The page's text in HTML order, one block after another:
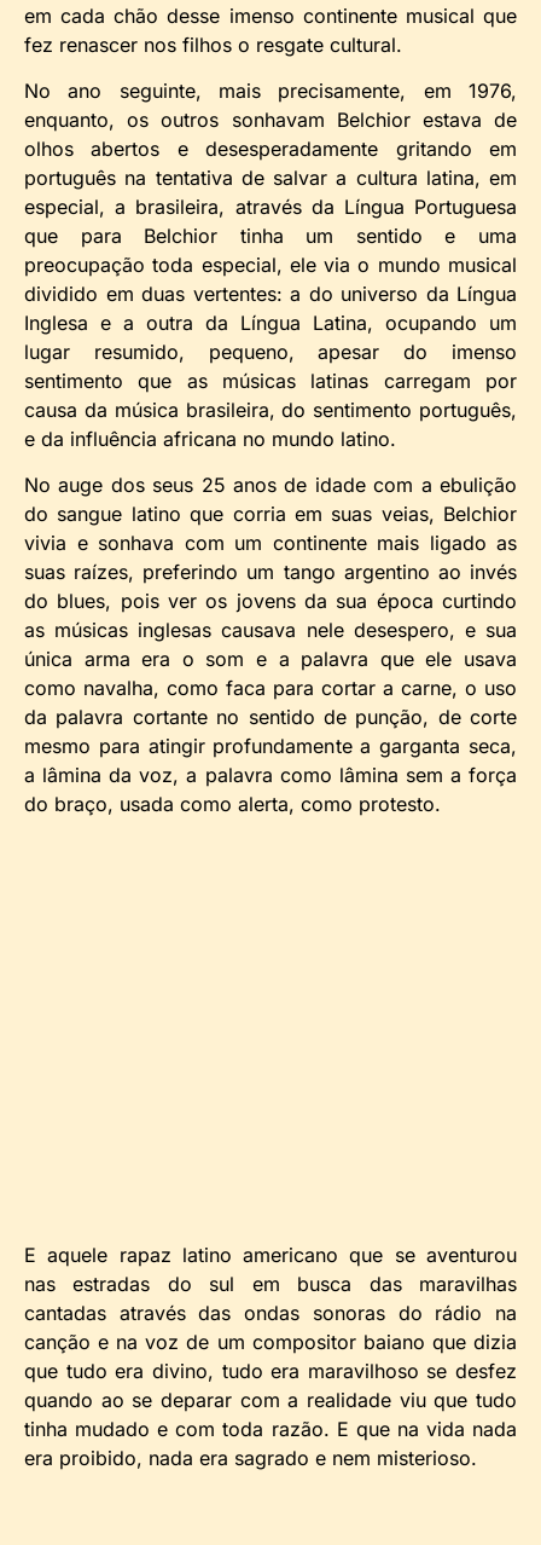
em cada chão desse imenso continente musical que
fez renascer nos filhos o resgate cultural.
No ano seguinte, mais precisamente, em 1976,
enquanto, os outros sonhavam Belchior estava de
olhos abertos e desesperadamente gritando em
português na tentativa de salvar a cultura latina, em
especial, a brasileira, através da Língua Portuguesa
que para Belchior tinha um sentido e uma
preocupação toda especial, ele via o mundo musical
dividido em duas vertentes: a do universo da Língua
Inglesa e a outra da Língua Latina, ocupando um
lugar resumido, pequeno, apesar do imenso
sentimento que as músicas latinas carregam por
causa da música brasileira, do sentimento português,
e da influência africana no mundo latino.
No auge dos seus 25 anos de idade com a ebulição
do sangue latino que corria em suas veias, Belchior
vivia e sonhava com um continente mais ligado as
suas raízes, preferindo um tango argentino ao invés
do blues, pois ver os jovens da sua época curtindo
as músicas inglesas causava nele desespero, e sua
única arma era o som e a palavra que ele usava
como navalha, como faca para cortar a carne, o uso
da palavra cortante no sentido de punção, de corte
mesmo para atingir profundamente a garganta seca,
a lâmina da voz, a palavra como lâmina sem a força
do braço, usada como alerta, como protesto.
E aquele rapaz latino americano que se aventurou
nas estradas do sul em busca das maravilhas
cantadas através das ondas sonoras do rádio na
canção e na voz de um compositor baiano que dizia
que tudo era divino, tudo era maravilhoso se desfez
quando ao se deparar com a realidade viu que tudo
tinha mudado e com toda razão. E que na vida nada
era proibido, nada era sagrado e nem misterioso.